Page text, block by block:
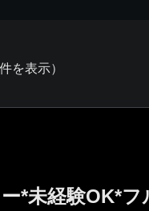
を表示）
*未経験OK*